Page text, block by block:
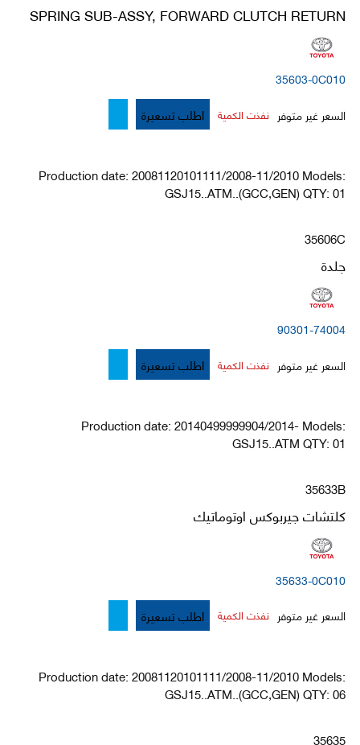
SPRING SUB-ASSY, FORWARD CLUTCH RETURN
35603-0C010
السعر غير متوفر نفذت الكمية اطلب تسعيرة
Production date: 20081120101111/2008-11/2010 Models:
GSJ15..ATM..(GCC,GEN) QTY: 01
35606C
جلدة
90301-74004
السعر غير متوفر نفذت الكمية اطلب تسعيرة
Production date: 20140499999904/2014- Models:
GSJ15..ATM QTY: 01
35633B
كلتشات جيربوكس اوتوماتيك
35633-0C010
السعر غير متوفر نفذت الكمية اطلب تسعيرة
Production date: 20081120101111/2008-11/2010 Models:
GSJ15..ATM..(GCC,GEN) QTY: 06
35635